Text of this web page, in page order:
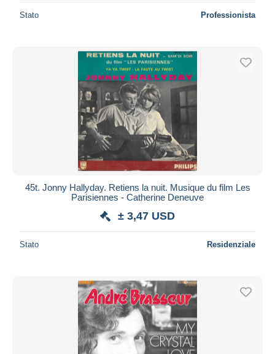
Stato Professionista
45t. Jonny Hallyday. Retiens la nuit. Musique du film Les
Parisiennes - Catherine Deneuve
± 3,47 USD
Stato Residenziale